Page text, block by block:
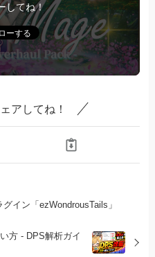
してね！
アしてね！
イン「ezWondrousTails」
方 - DPS解析ガイ